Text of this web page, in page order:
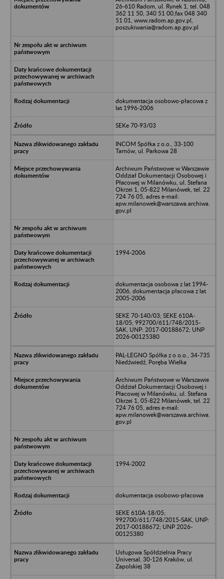
26-610 Radom, ul. Rynek 1, tel. 048
362 11 50, 340 51 00,fax 048 340
51 01, www.radom.ap.gov.pl,
poszukiwania@radom.ap.gov.pl
dokumentacja osobowo-płacowa z
lat 1996-2006
SEKe 70-93/03
INCOM Spółka z o.o., 33-100
Tarnów, ul. Parkowa 28
Archiwum Państwowe w Warszawie
Oddział Dokumentacji Osobowej i
Płacowej w Milanówku, ul. Stefana
Okrzei 1, 05-822 Milanówek, tel. 22
724 76 05, adres e-mail:
apw.milanowek@warszawa.archiwa.
gov.pl
1994-2006
dokumentacja osobowa z lat 1994-
2006, dokumentacja płacowa z lat
2005-2006
SEKE 70-140/03; SEKE 610A-
18/05; 992700/611/748/2015-
SAK, UNP: 2017-00188672; UNP
2026-00125380
PAL-LEGNO Spółka z o o.o., 34-735
Niedźwiedź, Poręba Wielka
Archiwum Państwowe w Warszawie
Oddział Dokumentacji Osobowej i
Płacowej w Milanówku, ul. Stefana
Okrzei 1, 05-822 Milanówek, tel. 22
724 76 05, adres e-mail:
apw.milanowek@warszawa.archiwa.
gov.pl
1994-2002
dokumentacja osobowo-płacowa
SEKE 610A-18/05;
992700/611/748/2015-SAK, UNP:
2017-00188672; UNP 2026-
00125380
Usługowa Spółdzielnia Pracy
Universal, 30-126 Kraków, ul.
Zapolskiej 38